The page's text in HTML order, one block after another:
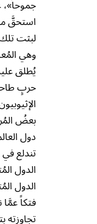
استحقَّ
لبثت
وهي
يُطلق
حربٍ
بعضُ
دول
تندلع في
الدول
الدول
فتكاً
تجاوزته